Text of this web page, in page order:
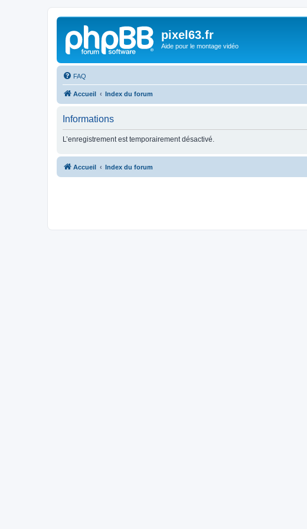
pixel63.fr
Aide pour le montage vidéo
FAQ
Accueil Index du forum
Informations
L’enregistrement est temporairement désactivé.
Accueil Index du forum